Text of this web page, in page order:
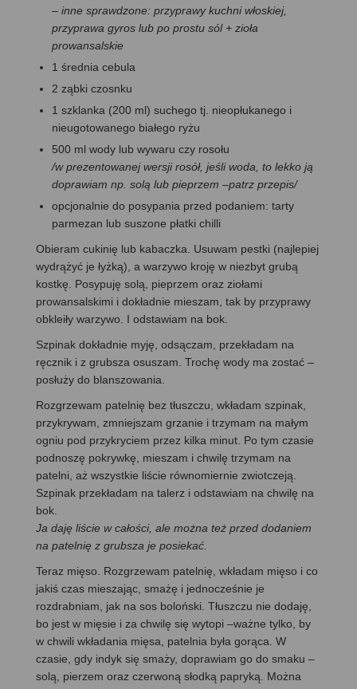
– inne sprawdzone: przyprawy kuchni włoskiej,
przyprawa gyros lub po prostu sól + zioła
prowansalskie
1 średnia cebula
2 ząbki czosnku
1 szklanka (200 ml) suchego tj. nieopłukanego i
nieugotowanego białego ryżu
500 ml wody lub wywaru czy rosołu
/w prezentowanej wersji rosół, jeśli woda, to lekko ją
doprawiam np. solą lub pieprzem –patrz przepis/
opcjonalnie do posypania przed podaniem: tarty
parmezan lub suszone płatki chilli
Obieram cukinię lub kabaczka. Usuwam pestki (najlepiej
wydrążyć je łyżką), a warzywo kroję w niezbyt grubą
kostkę. Posypuję solą, pieprzem oraz ziołami
prowansalskimi i dokładnie mieszam, tak by przyprawy
obkleiły warzywo. I odstawiam na bok.
Szpinak dokładnie myję, odsączam, przekładam na
ręcznik i z grubsza osuszam. Trochę wody ma zostać –
posłuży do blanszowania.
Rozgrzewam patelnię bez tłuszczu, wkładam szpinak,
przykrywam, zmniejszam grzanie i trzymam na małym
ogniu pod przykryciem przez kilka minut. Po tym czasie
podnoszę pokrywkę, mieszam i chwilę trzymam na
patelni, aż wszystkie liście równomiernie zwiotczeją.
Szpinak przekładam na talerz i odstawiam na chwilę na
bok.
Ja daję liście w całości, ale można też przed dodaniem
na patelnię z grubsza je posiekać.
Teraz mięso. Rozgrzewam patelnię, wkładam mięso i co
jakiś czas mieszając, smażę i jednocześnie je
rozdrabniam, jak na sos boloński. Tłuszczu nie dodaję,
bo jest w mięsie i za chwilę się wytopi –ważne tylko, by
w chwili wkładania mięsa, patelnia była gorąca. W
czasie, gdy indyk się smaży, doprawiam go do smaku –
solą, pierzem oraz czerwoną słodką papryką. Można